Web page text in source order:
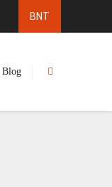
Blog